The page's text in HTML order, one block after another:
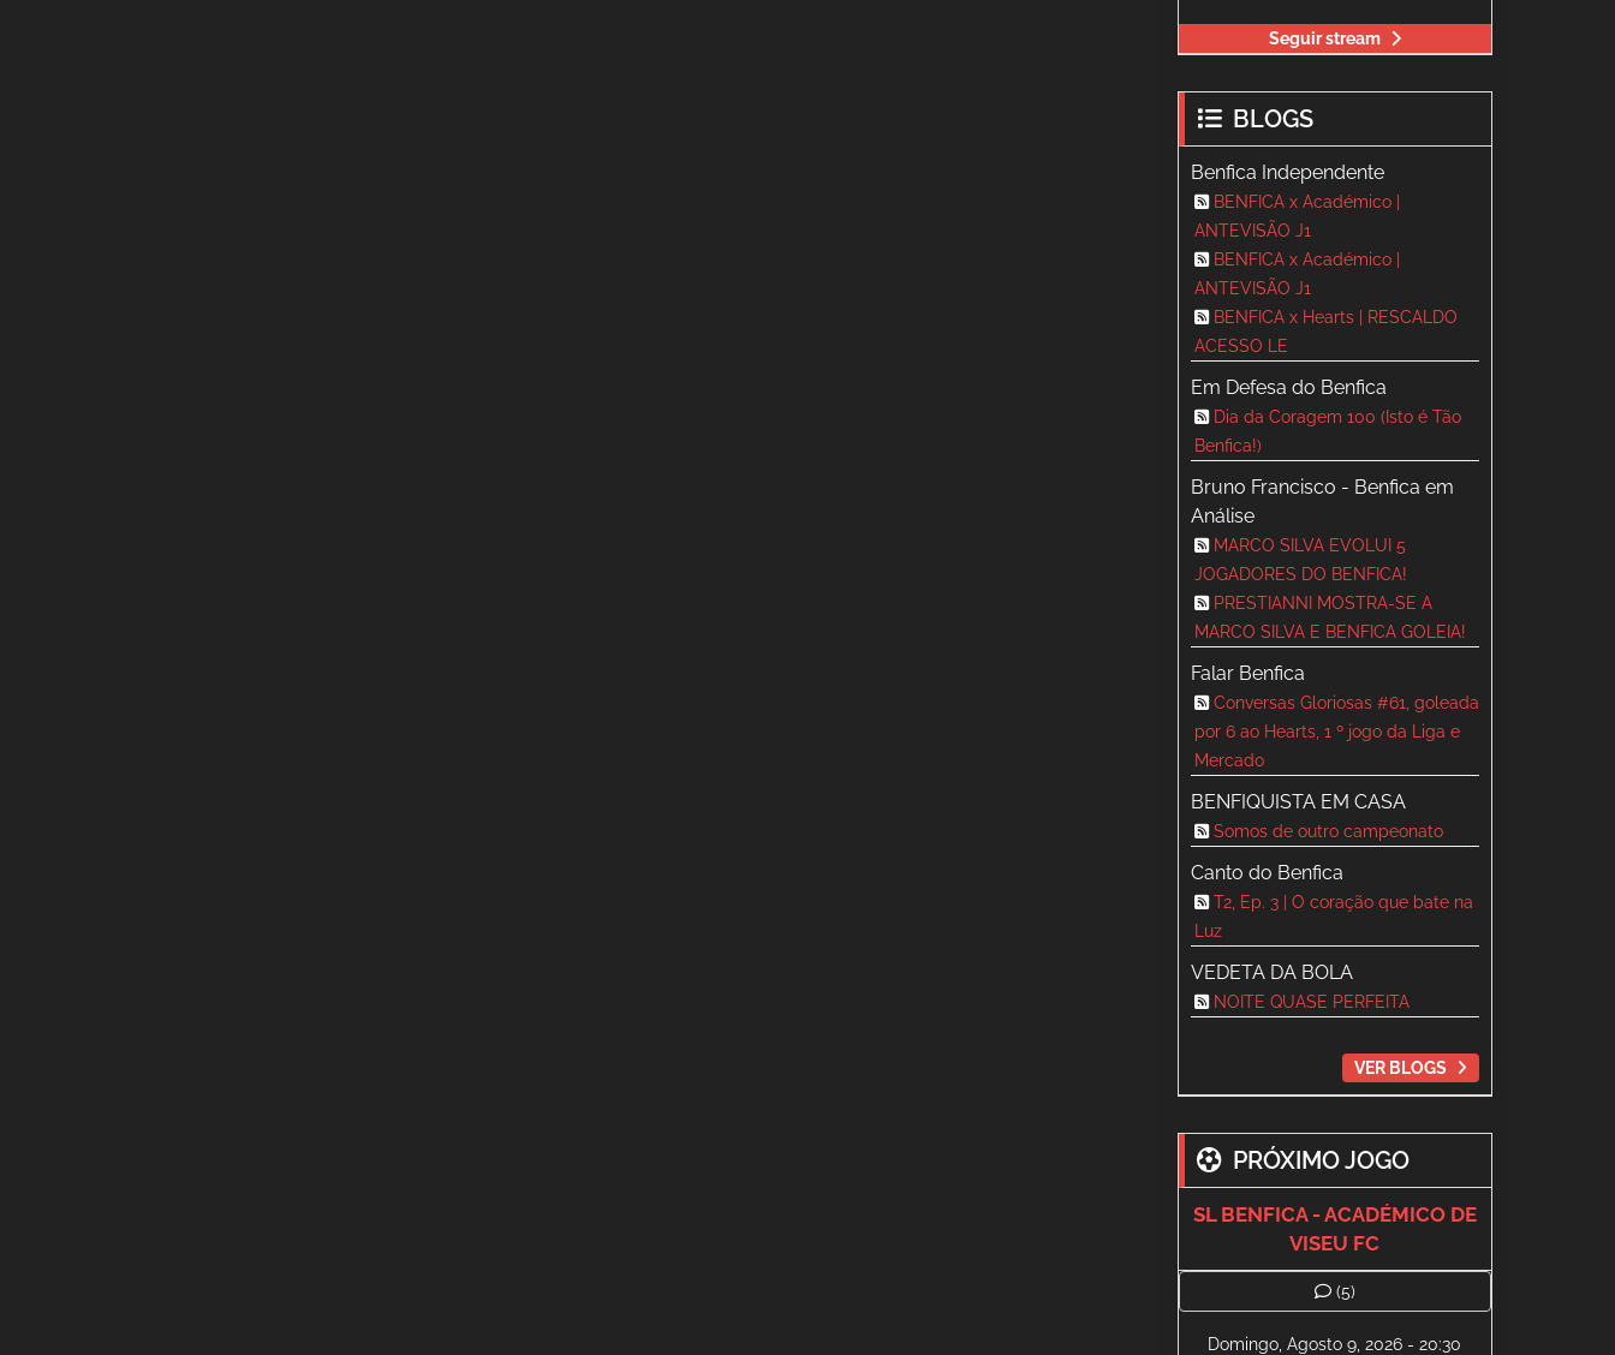
Seguir stream
BLOGS
Benfica Independente
BENFICA x Académico |
ANTEVISÃO J1
BENFICA x Académico |
ANTEVISÃO J1
BENFICA x Hearts | RESCALDO
ACESSO LE
Em Defesa do Benfica
Dia da Coragem 100 (Isto é Tão
Benfica!)
Bruno Francisco - Benfica em
Análise
MARCO SILVA EVOLUI 5
JOGADORES DO BENFICA!
PRESTIANNI MOSTRA-SE A
MARCO SILVA E BENFICA GOLEIA!
Falar Benfica
Conversas Gloriosas #61, goleada
por 6 ao Hearts, 1 º jogo da Liga e
Mercado
BENFIQUISTA EM CASA
Somos de outro campeonato
Canto do Benfica
T2, Ep. 3 | O coração que bate na
Luz
VEDETA DA BOLA
NOITE QUASE PERFEITA
VER BLOGS
PRÓXIMO JOGO
SL BENFICA - ACADÉMICO DE
VISEU FC
(5)
Domingo, Agosto 9, 2026 - 20:30